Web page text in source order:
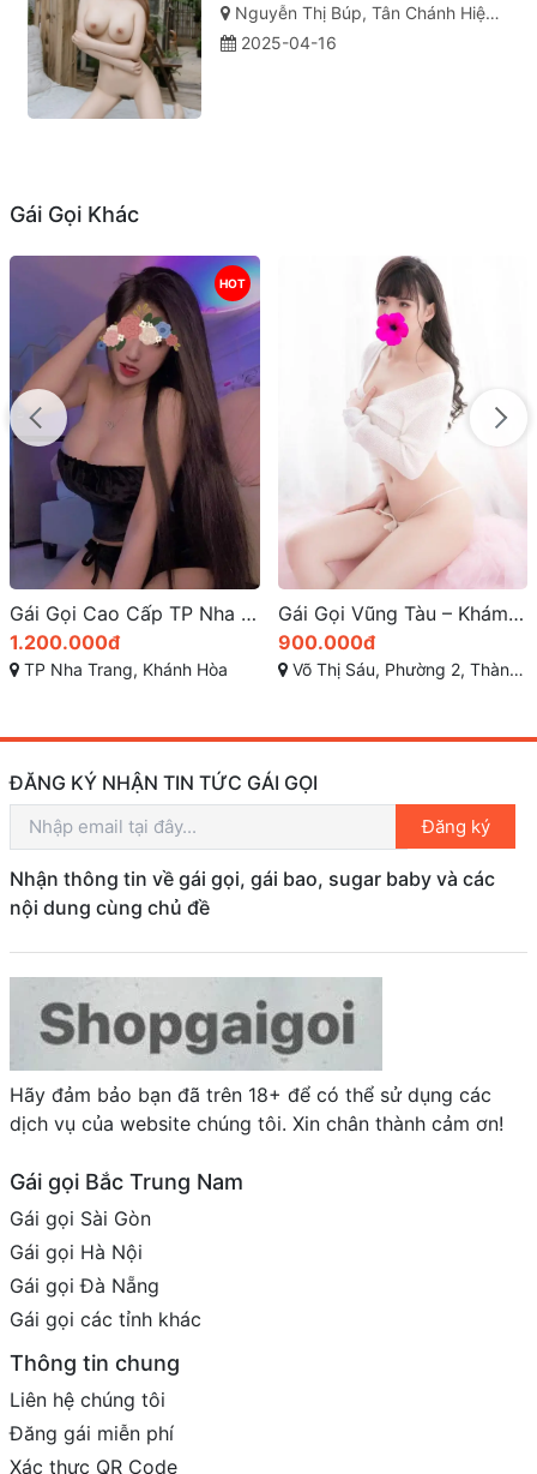
Nguyễn Thị Búp, Tân Chánh Hiệp, Quận 12, Thành phố Hồ Chí Minh
2025-04-16
Gái Gọi Khác
Gái Gọi Vũng Tàu – Khám Phá Thế Giới Giải Trí Đặc Biệt năm 2025
900.000đ
Võ Thị Sáu, Phường 2, Thành phố Vũng Tầu, Bà Rịa - Vũng Tàu
Tố Trinh cô em gái làm nên nét đẹp miền Tây
700.000đ
Phạm Văn Thuận, Thành phố Biên Hòa, Đồng Nai
ĐĂNG KÝ NHẬN TIN TỨC GÁI GỌI
Đăng ký
Nhận thông tin về gái gọi, gái bao, sugar baby và các
nội dung cùng chủ đề
Hãy đảm bảo bạn đã trên 18+ để có thể sử dụng các
dịch vụ của website chúng tôi. Xin chân thành cảm ơn!
Gái gọi Bắc Trung Nam
Gái gọi Sài Gòn
Gái gọi Hà Nội
Gái gọi Đà Nẵng
Gái gọi các tỉnh khác
Thông tin chung
Liên hệ chúng tôi
Đăng gái miễn phí
Xác thực QR Code